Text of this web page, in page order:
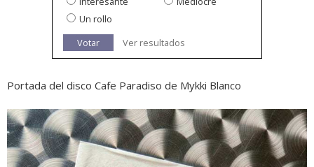
Un rollo
Votar
Ver resultados
Portada del disco Cafe Paradiso de Mykki Blanco